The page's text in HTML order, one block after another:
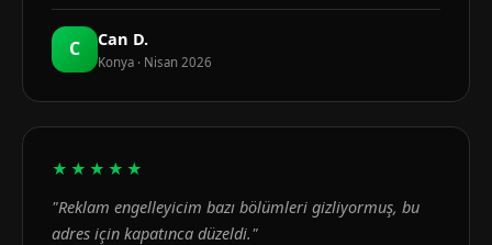
C Can D.
Konya · Nisan 2026
★★★★★
"Reklam engelleyicim bazı bölümleri gizliyormuş, bu
adres için kapatınca düzeldi."